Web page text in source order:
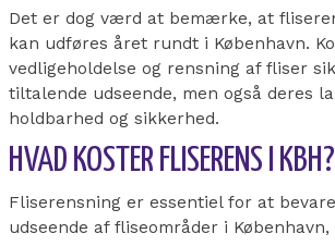
Det er dog værd at bemærke, at
kan udføres året rundt i København.
vedligeholdelse og rensning af fliser
tiltalende udseende, men også deres
holdbarhed og sikkerhed.
HVAD KOSTER FLISERENS I KBH?
Fliserensning er essentiel for at
udseende af fliseområder i